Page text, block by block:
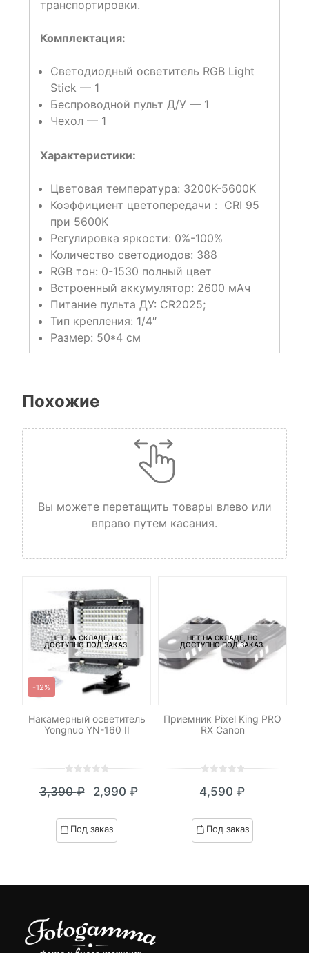
транспортировки.
Комплектация:
Светодиодный осветитель RGB Light
Stick — 1
Беспроводной пульт Д/У — 1
Чехол — 1
Характеристики:
Цветовая температура: 3200K-5600K
Коэффициент цветопередачи : CRI 95
при 5600K
Регулировка яркости: 0%-100%
Количество светодиодов: 388
RGB тон: 0-1530 полный цвет
Встроенный аккумулятор: 2600 мАч
Питание пульта ДУ: CR2025;
Тип крепления: 1/4″
Размер: 50*4 см
Похожие
Вы можете перетащить товары влево или
вправо путем касания.
НЕТ НА СКЛАДЕ, НО
ДОСТУПНО ПОД ЗАКАЗ.
-12%
Накамерный осветитель
Yongnuo YN-160 II
out
based
on
3,390₽
Первоначальная
цена
составляла
2,990 ₽
Текущая
цена:
2,990 ₽.
Под заказ
НЕТ НА СКЛАДЕ, НО
ДОСТУПНО ПОД ЗАКАЗ.
Приемник Pixel King PRO
RX Canon
out
based
on
4,590 ₽
Под заказ